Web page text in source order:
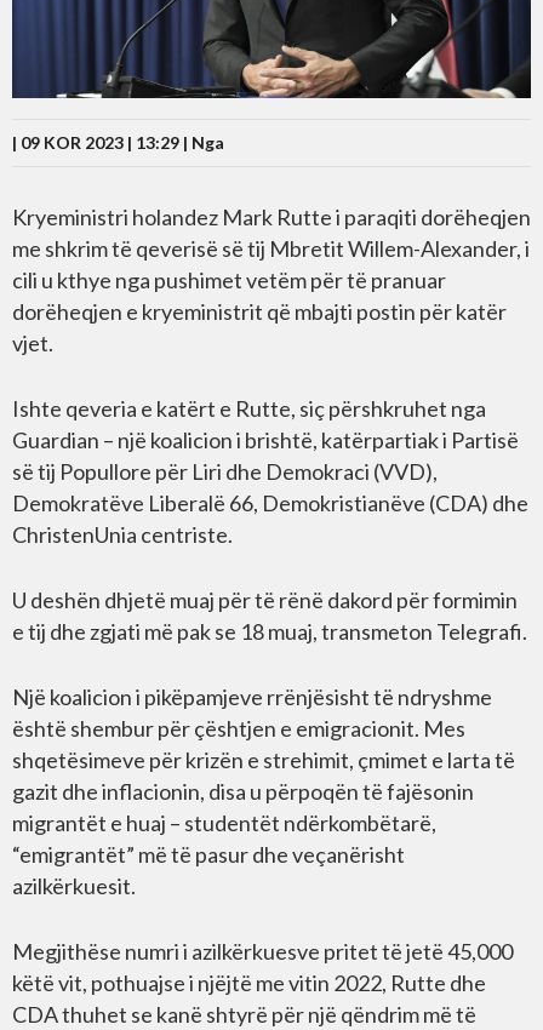
| 09 KOR 2023 | 13:29 | Nga
Kryeministri holandez Mark Rutte i paraqiti dorëheqjen
me shkrim të qeverisë së tij Mbretit Willem-Alexander, i
cili u kthye nga pushimet vetëm për të pranuar
dorëheqjen e kryeministrit që mbajti postin për katër
vjet.
Ishte qeveria e katërt e Rutte, siç përshkruhet nga
Guardian – një koalicion i brishtë, katërpartiak i Partisë
së tij Popullore për Liri dhe Demokraci (VVD),
Demokratëve Liberalë 66, Demokristianëve (CDA) dhe
ChristenUnia centriste.
U deshën dhjetë muaj për të rënë dakord për formimin
e tij dhe zgjati më pak se 18 muaj, transmeton Telegrafi.
Një koalicion i pikëpamjeve rrënjësisht të ndryshme
është shembur për çështjen e emigracionit. Mes
shqetësimeve për krizën e strehimit, çmimet e larta të
gazit dhe inflacionin, disa u përpoqën të fajësonin
migrantët e huaj – studentët ndërkombëtarë,
“emigrantët” më të pasur dhe veçanërisht
azilkërkuesit.
Megjithëse numri i azilkërkuesve pritet të jetë 45,000
këtë vit, pothuajse i njëjtë me vitin 2022, Rutte dhe
CDA thuhet se kanë shtyrë për një qëndrim më të